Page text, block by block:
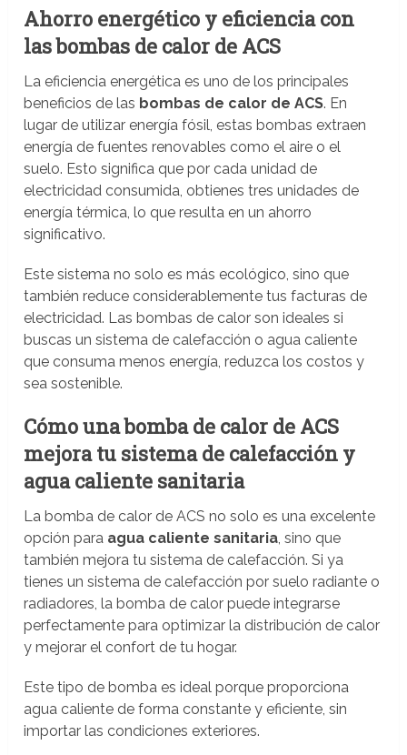
Ahorro energético y eficiencia con
las bombas de calor de ACS
La eficiencia energética es uno de los principales
beneficios de las bombas de calor de ACS. En
lugar de utilizar energía fósil, estas bombas extraen
energía de fuentes renovables como el aire o el
suelo. Esto significa que por cada unidad de
electricidad consumida, obtienes tres unidades de
energía térmica, lo que resulta en un ahorro
significativo.
Este sistema no solo es más ecológico, sino que
también reduce considerablemente tus facturas de
electricidad. Las bombas de calor son ideales si
buscas un sistema de calefacción o agua caliente
que consuma menos energía, reduzca los costos y
sea sostenible.
Cómo una bomba de calor de ACS
mejora tu sistema de calefacción y
agua caliente sanitaria
La bomba de calor de ACS no solo es una excelente
opción para agua caliente sanitaria, sino que
también mejora tu sistema de calefacción. Si ya
tienes un sistema de calefacción por suelo radiante o
radiadores, la bomba de calor puede integrarse
perfectamente para optimizar la distribución de calor
y mejorar el confort de tu hogar.
Este tipo de bomba es ideal porque proporciona
agua caliente de forma constante y eficiente, sin
importar las condiciones exteriores.